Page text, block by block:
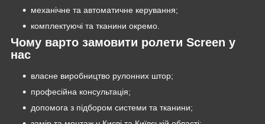
механічне та автоматичне керування;
комплектуючі та тканини окремо.
Чому варто замовити ролети Screen у
нас
власне виробництво рулонних штор;
професійна консультація;
допомога з підбором системи та тканини;